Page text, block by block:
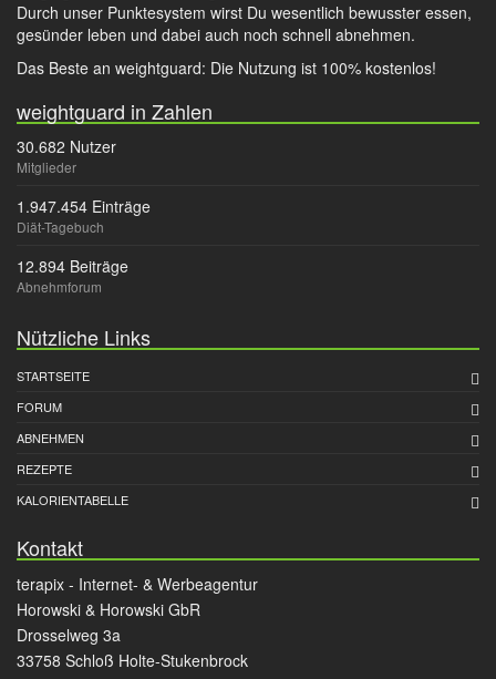
Durch unser Punktesystem wirst Du wesentlich bewusster essen,
gesünder leben und dabei auch noch schnell abnehmen.
Das Beste an weightguard: Die Nutzung ist 100% kostenlos!
weightguard in Zahlen
30.682 Nutzer
Mitglieder
1.947.454 Einträge
Diät-Tagebuch
12.894 Beiträge
Abnehmforum
Nützliche Links
STARTSEITE
FORUM
ABNEHMEN
REZEPTE
KALORIENTABELLE
Kontakt
terapix - Internet- & Werbeagentur
Horowski & Horowski GbR
Drosselweg 3a
33758 Schloß Holte-Stukenbrock